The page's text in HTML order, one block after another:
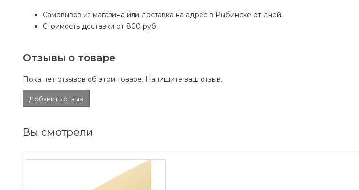
Самовывоз из магазина или доставка на адрес в Рыбинске от дней.
Стоимость доставки от 800 руб.
Отзывы о товаре
Пока нет отзывов об этом товаре. Напишите ваш отзыв.
Добавить отзыв
Вы смотрели